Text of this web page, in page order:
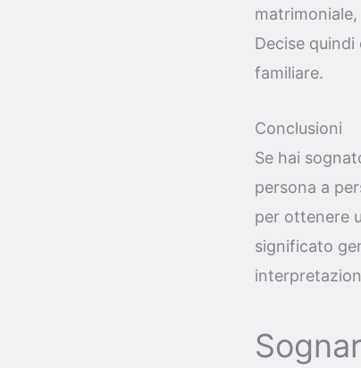
Decise
familiare.
Conclusioni
Se hai
persona a
per ottenere
significato